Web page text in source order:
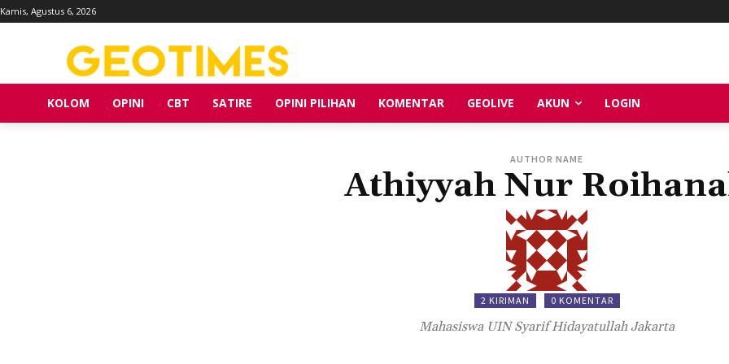
Kamis, Agustus 6, 2026
KOLOM OPINI CBT SATIRE OPINI PILIHAN KOMENTAR GEOLIVE AKUN LOGIN
AUTHOR NAME
Athiyyah Nur
2 KIRIMAN 0 KOMENTAR
Mahasiswa UIN Syarif Hidayatullah Jakarta